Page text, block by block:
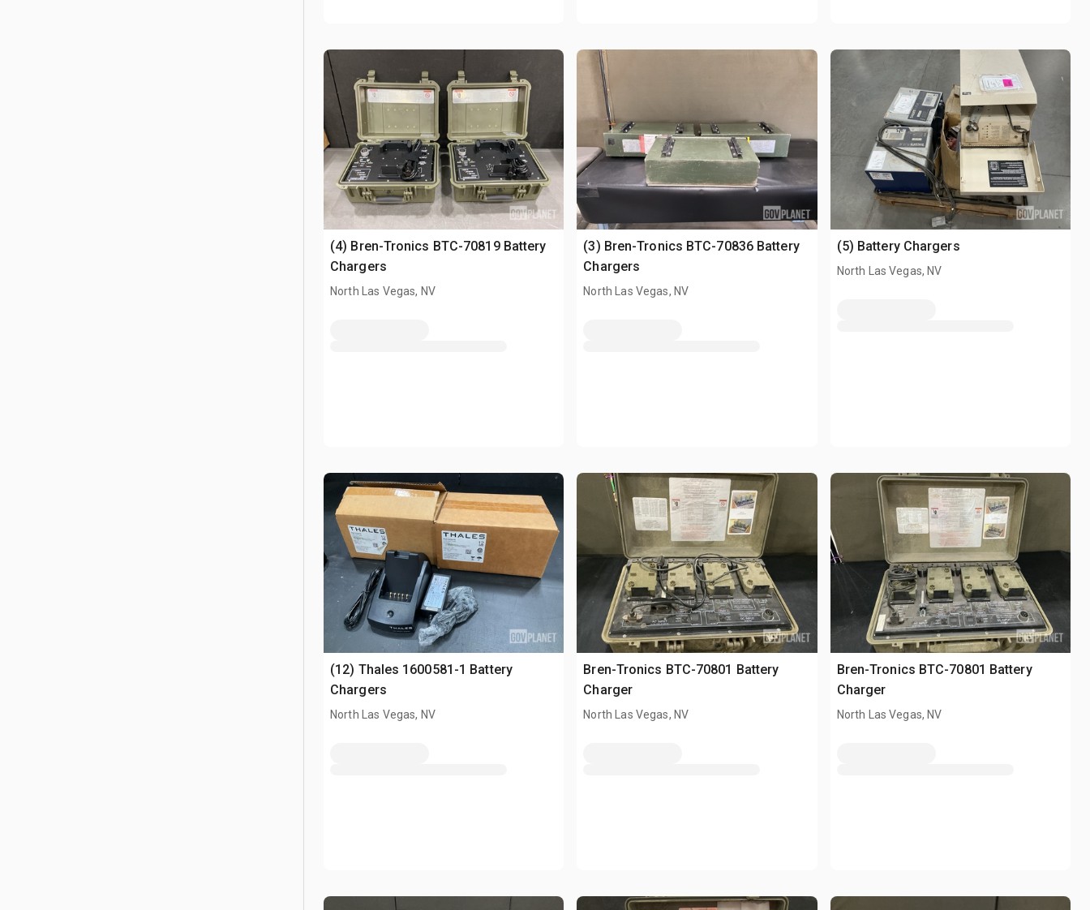
(4) Bren-Tronics BTC-70819 Battery
Chargers
North Las Vegas, NV
(3) Bren-Tronics BTC-70836 Battery
Chargers
North Las Vegas, NV
(5) Battery Chargers
North Las Vegas, NV
(12) Thales 1600581-1 Battery
Chargers
North Las Vegas, NV
Bren-Tronics BTC-70801 Battery
Charger
North Las Vegas, NV
Bren-Tronics BTC-70801 Battery
Charger
North Las Vegas, NV